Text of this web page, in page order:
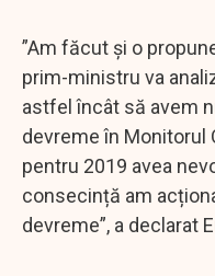
”Am făcut și o
prim-ministru va
astfel încât să avem
devreme în Monitorul
pentru 2019 avea
consecință am
devreme”, a declarat